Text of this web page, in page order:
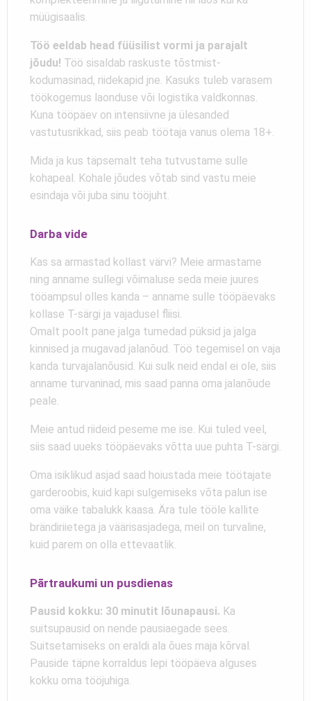
müügisaalis.
Töö eeldab head füüsilist vormi ja parajalt
jõudu! Töö sisaldab raskuste tõstmist-
kodumasinad, riidekapid jne. Kasuks tuleb varasem
töökogemus laonduse või logistika valdkonnas.
Kuna tööpäev on intensiivne ja ülesanded
vastutusrikkad, siis peab töötaja vanus olema 18+.
Mida ja kus täpsemalt teha tutvustame sulle
kohapeal. Kohale jõudes võtab sind vastu meie
esindaja või juba sinu tööjuht.
Darba vide
Kas sa armastad kollast värvi? Meie armastame
ning anname sullegi võimaluse seda meie juures
tööampsul olles kanda – anname sulle tööpäevaks
kollase T-särgi ja vajadusel fliisi.
Omalt poolt pane jalga tumedad püksid ja jalga
kinnised ja mugavad jalanõud. Töö tegemisel on vaja
kanda turvajalanõusid. Kui sulk neid endal ei ole, siis
anname turvaninad, mis saad panna oma jalanõude
peale.
Meie antud riideid peseme me ise. Kui tuled veel,
siis saad uueks tööpäevaks võtta uue puhta T-särgi.
Oma isiklikud asjad saad hoiustada meie töötajate
garderoobis, kuid kapi sulgemiseks võta palun ise
oma väike tabalukk kaasa. Ära tule tööle kallite
brändiriietega ja väärisasjadega, meil on turvaline,
kuid parem on olla ettevaatlik.
Pārtraukumi un pusdienas
Pausid kokku: 30 minutit lõunapausi. Ka
suitsupausid on nende pausiaegade sees.
Suitsetamiseks on eraldi ala õues maja kõrval.
Pauside täpne korraldus lepi tööpäeva alguses
kokku oma tööjuhiga.